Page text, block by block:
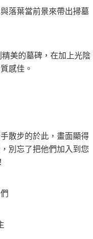
落葉當前景來帶出掃墓
美的墓碑，在加上光陰
感佳。
散步的於此，畫面顯得
別忘了把他們加入到您